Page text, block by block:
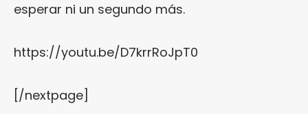
esperar ni un segundo más.
https://youtu.be/D7krrRoJpT0
[/nextpage]